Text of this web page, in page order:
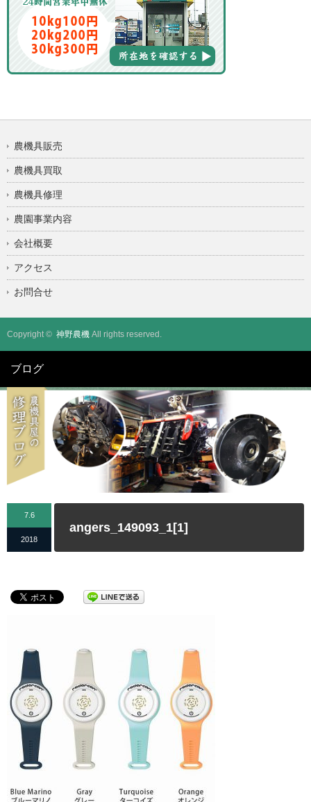
農機具販売
農機具買取
農機具修理
農園事業内容
会社概要
アクセス
お問合せ
Copyright © 神野農機 All rights reserved.
ブログ
7.6
2018
angers_149093_1[1]